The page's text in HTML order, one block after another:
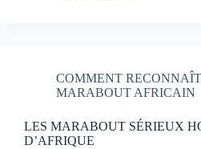
COMMENT
MARABOUT AFRICAIN
LES MARABOUT SÉRIEUX
D’AFRIQUE